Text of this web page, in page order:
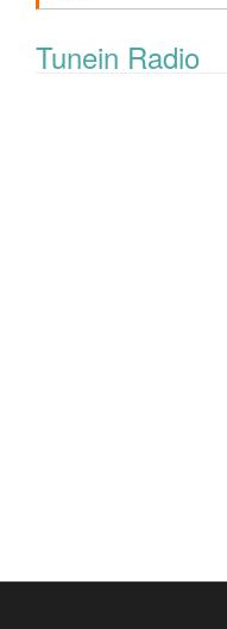
Tunein Radio